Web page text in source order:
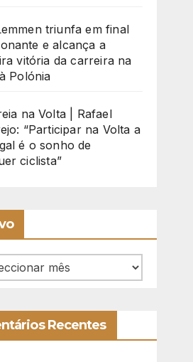
triunfa em final
e alcança a
vitória da carreira na
Polónia
na Volta | Rafael
“Participar na Volta a
é o sonho de
ciclista”
Recentes